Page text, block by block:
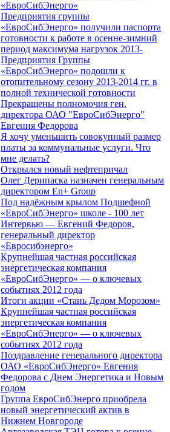
«ЕвроСибЭнерго»
Предприятия группы
«ЕвроСибЭнерго» получили паспорта
готовности к работе в осенне-зимний
период максимума нагрузок 2013-
Предприятия Группы
«ЕвроСибЭнерго» подошли к
отопительному сезону 2013-2014 гг. в
полной технической готовности
Прекращены полномочия ген.
директора ОАО "ЕвроСибЭнерго"
Евгения Федорова
Я хочу уменьшить совокупный размер
платы за коммунальные услуги. Что
мне делать?
Открылся новый нефтепричал
Олег Дерипаска назначен генеральным
директором En+ Group
Под надёжным крылом Подшефной
«ЕвроСибЭнерго» школе - 100 лет
Интервью — Евгений Федоров,
генеральный директор
«Евросибэнерго»
Крупнейшая частная российская
энергетическая компания
«ЕвроСибЭнерго» — о ключевых
событиях 2012 года
Итоги акции «Стань Дедом Морозом»
Крупнейшая частная российская
энергетическая компания
«ЕвроСибЭнерго» — о ключевых
событиях 2012 года
Поздравление генерального директора
ОАО «ЕвроСибЭнерго» Евгения
Федорова с Днем Энергетика и Новым
годом
Группа ЕвроСибЭнерго приобрела
новый энергетический актив в
Нижнем Новгороде